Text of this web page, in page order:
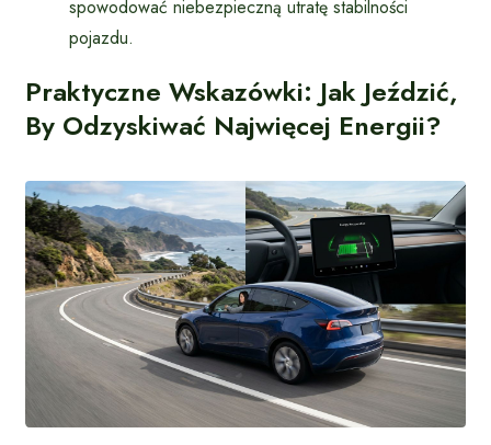
spowodować niebezpieczną utratę stabilności
pojazdu.
Praktyczne Wskazówki: Jak Jeździć,
By Odzyskiwać Najwięcej Energii?